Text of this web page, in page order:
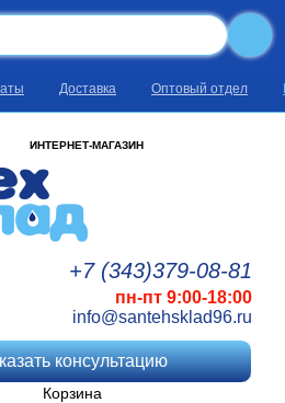
Доставка Оптовый отдел
ИНТЕРНЕТ-МАГАЗИН
+7 (343)379-08-81
пн-пт 9:00-18:00
info@santehsklad96.ru
консультацию
Корзина